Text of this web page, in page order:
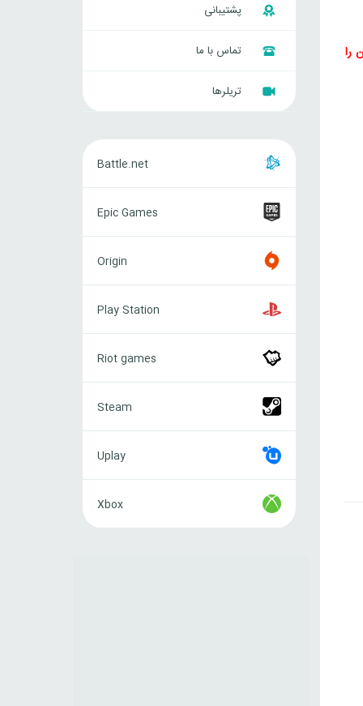
را
پشتیبانی
تماس با ما
تریلرها
Battle.net
Games
Epic Games
Origin
Station
Play Station
games
Riot games
Steam
Uplay
Xbox